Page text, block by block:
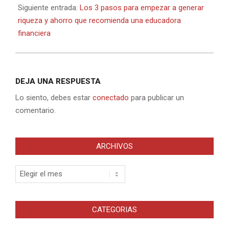
Siguiente entrada: Los 3 pasos para empezar a generar
riqueza y ahorro que recomienda una educadora
financiera
DEJA UNA RESPUESTA
Lo siento, debes estar conectado para publicar un
comentario.
ARCHIVOS
Archivos
CATEGORIAS